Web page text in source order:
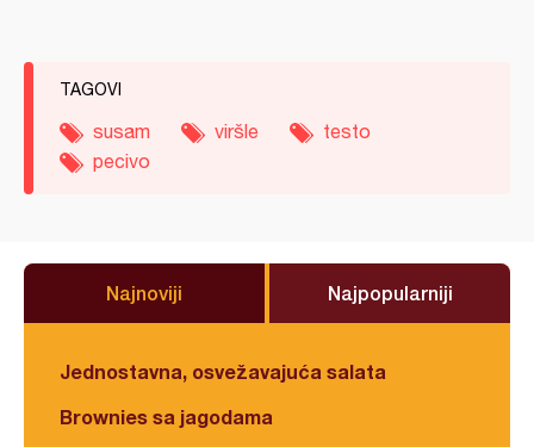
TAGOVI
susam viršle
testo
pecivo
Najnoviji Najpopularniji
Jednostavna, osvežavajuća salata
Brownies sa jagodama